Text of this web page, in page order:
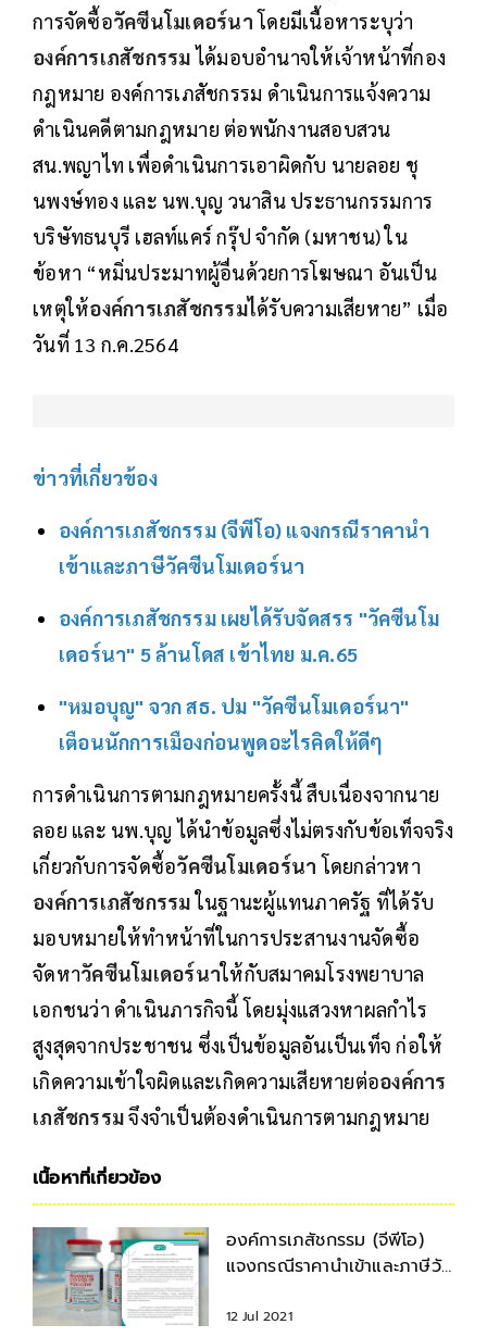
การจัดซื้อวัคซีนโมเดอร์นาโดยมีเนื้อหาระบุว่า
องค์การเภสัชกรรม ได้มอบอำนาจให้เจ้าหน้าที่กอง
กฎหมาย องค์การเภสัชกรรม ดำเนินการแจ้งความ
ดำเนินคดีตามกฎหมาย ต่อพนักงานสอบสวน
สน.พญาไท เพื่อดำเนินการเอาผิดกับ นายลอย ชุ
นพงษ์ทอง และ นพ.บุญ วนาสิน ประธานกรรมการ
บริษัทธนบุรี เฮลท์แคร์ กรุ๊ป จำกัด (มหาชน) ใน
ข้อหา “หมิ่นประมาทผู้อื่นด้วยการโฆษณา อันเป็น
เหตุให้องค์การเภสัชกรรมได้รับความเสียหาย” เมื่อ
วันที่ 13 ก.ค.2564
ข่าวที่เกี่ยวข้อง
องค์การเภสัชกรรม (จีพีโอ) แจงกรณีราคานำ
เข้าและภาษีวัคซีนโมเดอร์นา
องค์การเภสัชกรรม เผยได้รับจัดสรร "วัคซีนโม
เดอร์นา" 5 ล้านโดส เข้าไทย ม.ค.65
"หมอบุญ" จวก สธ. ปม "วัคซีนโมเดอร์นา"
เตือนนักการเมืองก่อนพูดอะไรคิดให้ดีๆ
การดำเนินการตามกฎหมายครั้งนี้ สืบเนื่องจากนาย
ลอย และ นพ.บุญ ได้นำข้อมูลซึ่งไม่ตรงกับข้อเท็จจริง
เกี่ยวกับการจัดซื้อวัคซีนโมเดอร์นา โดยกล่าวหา
องค์การเภสัชกรรมในฐานะผู้แทนภาครัฐ ที่ได้รับ
มอบหมายให้ทำหน้าที่ในการประสานงานจัดซื้อ
จัดหาวัคซีนโมเดอร์นาให้กับสมาคมโรงพยาบาล
เอกชนว่า ดำเนินภารกิจนี้ โดยมุ่งแสวงหาผลกำไร
สูงสุดจากประชาชน ซึ่งเป็นข้อมูลอันเป็นเท็จ ก่อให้
เกิดความเข้าใจผิดและเกิดความเสียหายต่อองค์การ
เภสัชกรรมจึงจำเป็นต้องดำเนินการตามกฎหมาย
เนื้อหาที่เกี่ยวข้อง
องค์การเภสัชกรรม (จีพีโอ)
แจงกรณีราคานำเข้าและภาษีวัค
12 Jul 2021